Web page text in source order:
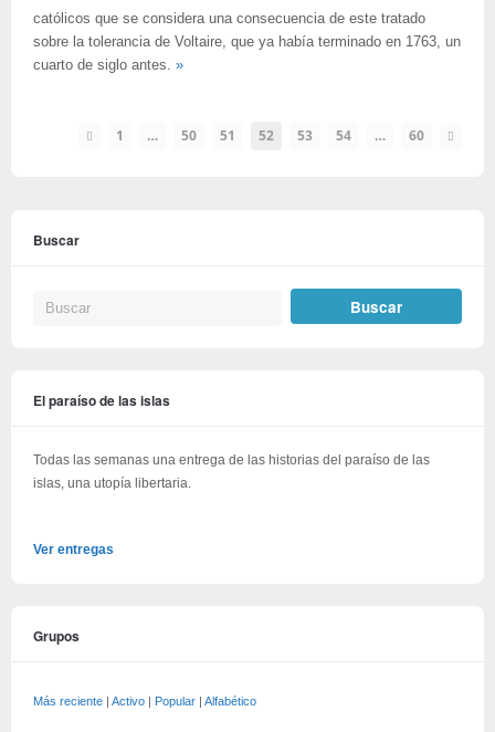
católicos que se considera una consecuencia de este tratado
sobre la tolerancia de Voltaire, que ya había terminado en 1763, un
cuarto de siglo antes. »
1 … 50 51 52 53 54 … 60
Buscar
El paraíso de las islas
Todas las semanas una entrega de las historias del paraíso de las
islas, una utopía libertaria.
Ver entregas
Grupos
Más reciente Activo Popular Alfabético